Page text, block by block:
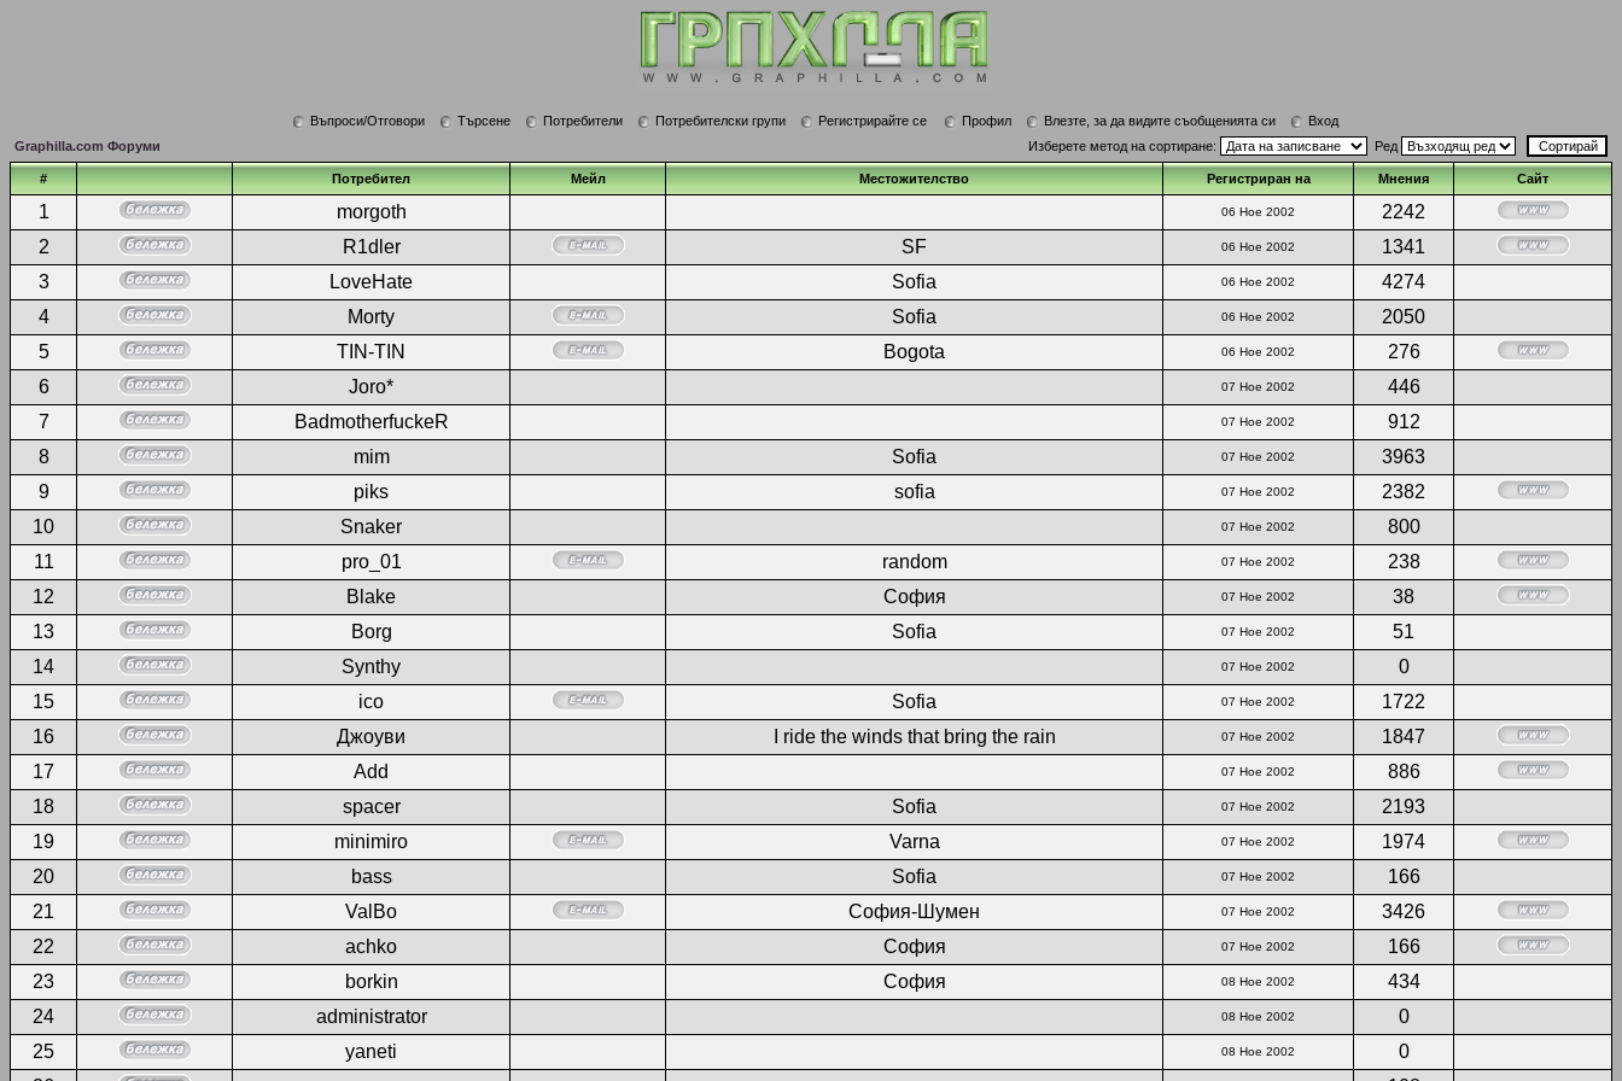
Въпроси/Отговори Търсене Потребители Потребителски групи Регистрирайте се Профил Влезте, за да видите съобщенията си
Вход
Graphilla.com Форуми
Изберете метод на сортиране: Ред
# Потребител Мейл Местожителство Регистриран на Мнения Сайт
1 morgoth 06 Ное 2002
2242
2
R1dler SF 06 Ное 2002
1341
3
LoveHate Sofia 06 Ное 2002
4274
4
Morty Sofia 06 Ное 2002
2050
5
TIN-TIN Bogota 06 Ное 2002
276
6
Joro* 07 Ное 2002
446
7
BadmotherfuckeR 07 Ное 2002
912
8
mim Sofia 07 Ное 2002
3963
9
piks sofia 07 Ное 2002
2382
10
Snaker 07 Ное 2002
800
11
pro_01 random 07 Ное 2002
238
12
Blake София 07 Ное 2002
38
13
Borg Sofia 07 Ное 2002
51
14
Synthy 07 Ное 2002
0
15
ico Sofia 07 Ное 2002
1722
16
Джоуви I ride the winds that bring the rain 07 Ное 2002
1847
17
Add 07 Ное 2002
886
18
spacer Sofia 07 Ное 2002
2193
19
minimiro Varna 07 Ное 2002
1974
20
bass Sofia 07 Ное 2002
166
21
ValBo София-Шумен 07 Ное 2002
3426
22
achko София 07 Ное 2002
166
23
borkin София 08 Ное 2002
434
24
administrator 08 Ное 2002
0
25
yaneti 08 Ное 2002
0